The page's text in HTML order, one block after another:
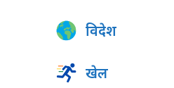
विदेश
खेल